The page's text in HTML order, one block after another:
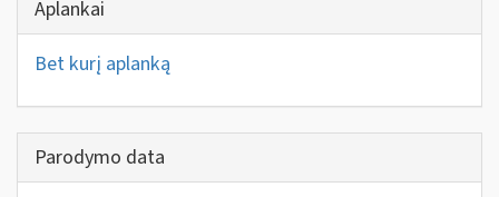
Aplankai
Bet kurį aplanką
Parodymo data